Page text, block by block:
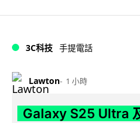
3C科技 手提電話
Lawton 1 小時
Galaxy S25 Ultra